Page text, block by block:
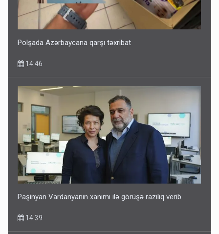
Polşada Azərbaycana qarşı təxribat
14:46
Paşinyan Vardanyanın xanımı ilə görüşə razılıq verib
14:39